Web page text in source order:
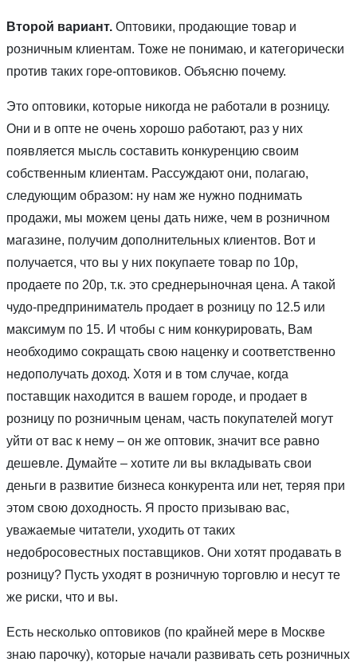
Второй вариант. Оптовики, продающие товар и
розничным клиентам. Тоже не понимаю, и категорически
против таких горе-оптовиков. Объясню почему.
Это оптовики, которые никогда не работали в розницу.
Они и в опте не очень хорошо работают, раз у них
появляется мысль составить конкуренцию своим
собственным клиентам. Рассуждают они, полагаю,
следующим образом: ну нам же нужно поднимать
продажи, мы можем цены дать ниже, чем в розничном
магазине, получим дополнительных клиентов. Вот и
получается, что вы у них покупаете товар по 10р,
продаете по 20р, т.к. это среднерыночная цена. А такой
чудо-предприниматель продает в розницу по 12.5 или
максимум по 15. И чтобы с ним конкурировать, Вам
необходимо сокращать свою наценку и соответственно
недополучать доход. Хотя и в том случае, когда
поставщик находится в вашем городе, и продает в
розницу по розничным ценам, часть покупателей могут
уйти от вас к нему – он же оптовик, значит все равно
дешевле. Думайте – хотите ли вы вкладывать свои
деньги в развитие бизнеса конкурента или нет, теряя при
этом свою доходность. Я просто призываю вас,
уважаемые читатели, уходить от таких
недобросовестных поставщиков. Они хотят продавать в
розницу? Пусть уходят в розничную торговлю и несут те
же риски, что и вы.
Есть несколько оптовиков (по крайней мере в Москве
знаю парочку), которые начали развивать сеть розничных